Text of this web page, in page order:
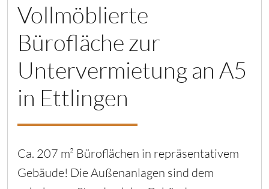
Vollmöblierte
Bürofläche zur
Untervermietung an A5
in Ettlingen
Ca. 207 m² Büroflächen in repräsentativem
Gebäude! Die Außenanlagen sind dem